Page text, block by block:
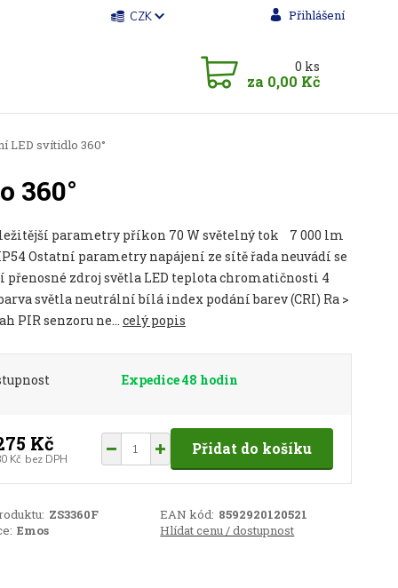
CZK Přihlášení
0 ks
za 0,00 Kč
LED svítidlo 360°
360°
parametry příkon 70 W světelný tok 7 000 lm
Ostatní parametry napájení ze sítě řada neuvádí se
přenosné zdroj světla LED teplota chromatičnosti 4
světla neutrální bílá index podání barev (CRI) Ra >
PIR senzoru ne... celý popis
Expedice 48 hodin
Kč
Kč bez DPH
Přidat do košíku
ZS3360F EAN kód: 8592920120521
Emos Hlídat cenu / dostupnost